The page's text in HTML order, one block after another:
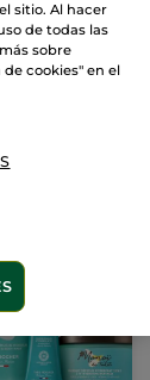
sitio. Al hacer
de todas las
sobre
cookies" en el